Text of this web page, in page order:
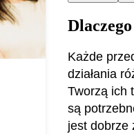
Każde
działania
Tworzą ich
są
jest dobrze